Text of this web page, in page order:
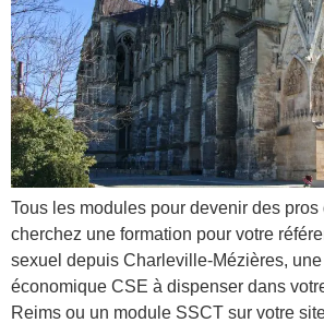
Tous les modules pour devenir des
cherchez une formation pour votre
sexuel depuis Charleville-Mézières,
économique CSE à dispenser dans
Reims ou un module SSCT sur votre